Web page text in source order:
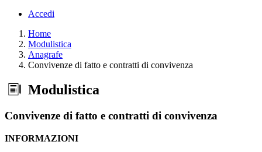
Accedi
Home
Modulistica
Anagrafe
Convivenze di fatto e contratti di convivenza
Modulistica
Convivenze di fatto e contratti di convivenza
INFORMAZIONI